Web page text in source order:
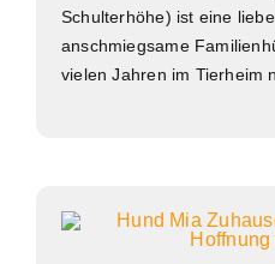
Schulterhöhe) ist eine
anschmiegsame
vielen Jahren im Tierheim